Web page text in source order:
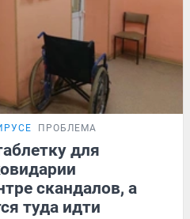
ПРОБЛЕМА
для
скандалов, а
туда идти